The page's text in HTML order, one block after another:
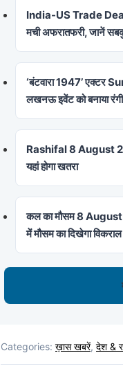
India-US Trade Deal:
मची अफरातफरी, जानें
‘बंटवारा 1947’ एक्टर
लखनऊ इवेंट को बनाया
Rashifal 8 August
यहां होगा खतरा
कल का मौसम 8 August
में मौसम का दिखेगा
Categories: ख़ास खबरें, देश &